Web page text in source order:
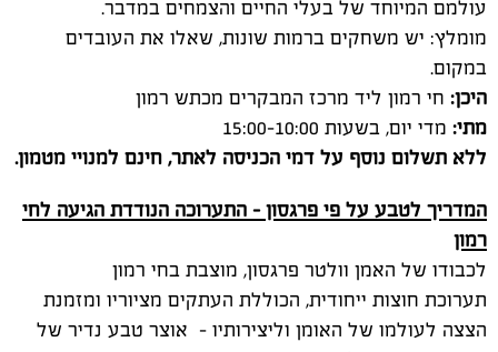
מתי:מדי יום, בשעות 15:00-10:00
ללא תשלום נוסף על דמי הכניסה לאתר, חינם למנויי מטמון.
המדריך לטבע על פי פרגסון – התערוכה הנודדת הגיעה לחי
רמון
לכבודו של האמן וולטר פרגסון, מוצבת בחי רמון
הצצה לעולמו של האומן וליצירותיו - אוצר טבע נדיר של
ציור מדויק המשלב אומנות ומדע.
וולטר פרגסון היה אמן שהקדיש את חייו לציור ריאליסטי של
עולם החי, במקרים רבים עולם הולך ונעלם.
לתפיסתו, על מנת לצייר את בעל החיים הכרחי להכיר את